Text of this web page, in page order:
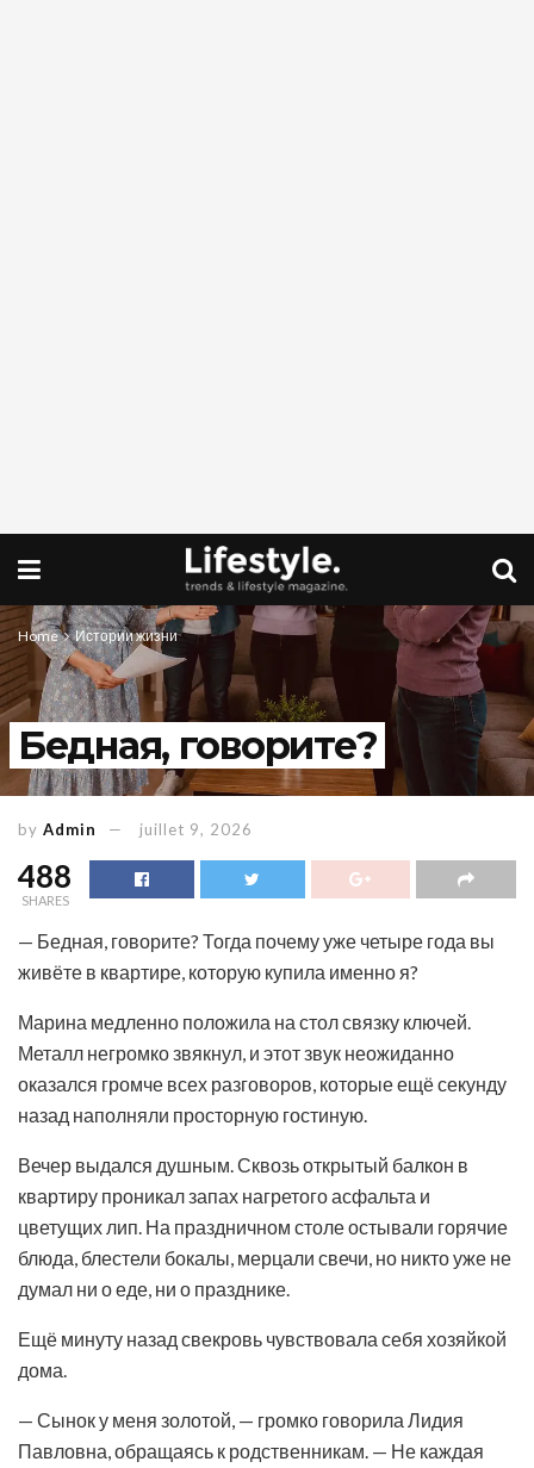
Home Истории жизни
Бедная, говорите?
by Admin juillet 9, 2026
488
SHARES
— Бедная, говорите? Тогда почему уже четыре года вы
живёте в квартире, которую купила именно я?
Марина медленно положила на стол связку ключей.
Металл негромко звякнул, и этот звук неожиданно
оказался громче всех разговоров, которые ещё секунду
назад наполняли просторную гостиную.
Вечер выдался душным. Сквозь открытый балкон в
квартиру проникал запах нагретого асфальта и
цветущих лип. На праздничном столе остывали горячие
блюда, блестели бокалы, мерцали свечи, но никто уже не
думал ни о еде, ни о празднике.
Ещё минуту назад свекровь чувствовала себя хозяйкой
дома.
— Сынок у меня золотой, — громко говорила Лидия
Павловна, обращаясь к родственникам. — Не каждая